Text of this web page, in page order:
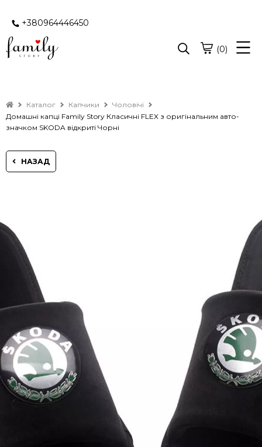
+380964446450
(0)
Каталог Капчики
Чоловічі
Домашні капці Family Story Класичні FLEX з оригінальним авто-
значком SKODA відкриті Чорні
НАЗАД